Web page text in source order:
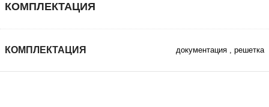
КОМПЛЕКТАЦИЯ
КОМПЛЕКТАЦИЯ документация , решетка